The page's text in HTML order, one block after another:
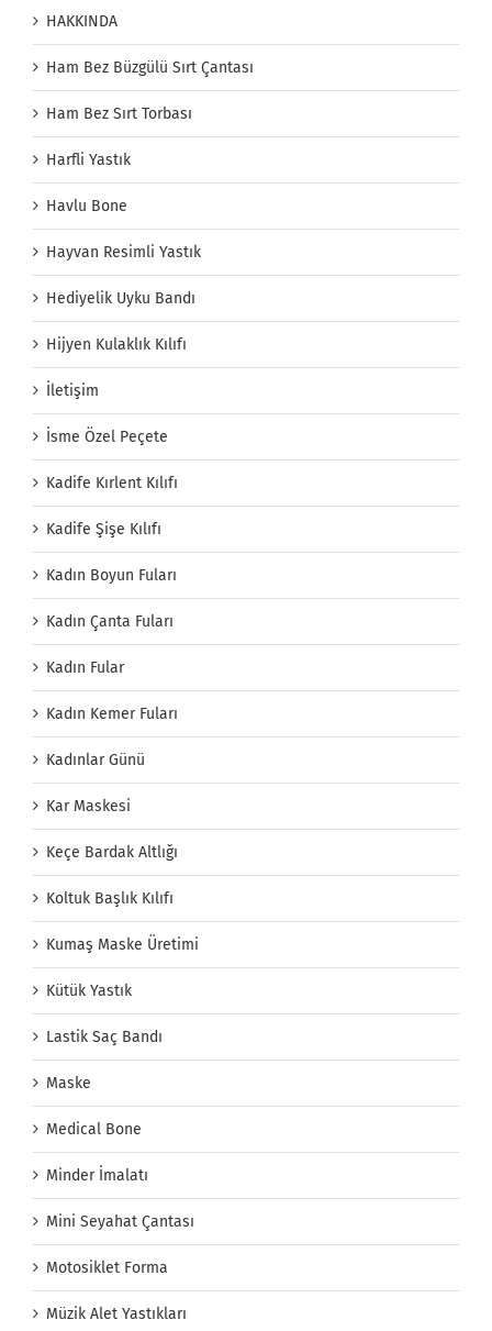
HAKKINDA
Ham Bez Büzgülü Sırt Çantası
Ham Bez Sırt Torbası
Harfli Yastık
Havlu Bone
Hayvan Resimli Yastık
Hediyelik Uyku Bandı
Hijyen Kulaklık Kılıfı
İletişim
İsme Özel Peçete
Kadife Kırlent Kılıfı
Kadife Şişe Kılıfı
Kadın Boyun Fuları
Kadın Çanta Fuları
Kadın Fular
Kadın Kemer Fuları
Kadınlar Günü
Kar Maskesi
Keçe Bardak Altlığı
Koltuk Başlık Kılıfı
Kumaş Maske Üretimi
Kütük Yastık
Lastik Saç Bandı
Maske
Medical Bone
Minder İmalatı
Mini Seyahat Çantası
Motosiklet Forma
Müzik Alet Yastıkları